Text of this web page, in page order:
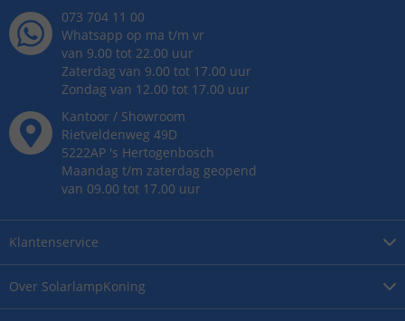
Over SolarlampKoning
Klantenservice
073 704 11 00
Whatsapp op ma t/m vr
van 9.00 tot 22.00 uur
Zaterdag van 9.00 tot 17.00 uur
Zondag van 12.00 tot 17.00 uur
Kantoor / Showroom
Rietveldenweg 49D
5222AP 's Hertogenbosch
Maandag t/m zaterdag geopend
van 09.00 tot 17.00 uur